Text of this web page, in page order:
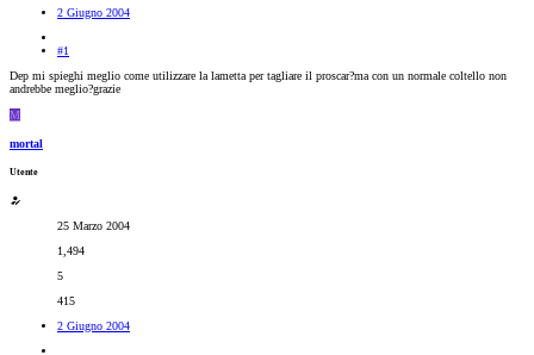
2 Giugno 2004
#1
Dep mi spieghi meglio come utilizzare la lametta per tagliare il proscar?ma con un normale coltello non
andrebbe meglio?grazie
M
mortal
Utente
25 Marzo 2004
1,494
5
415
2 Giugno 2004